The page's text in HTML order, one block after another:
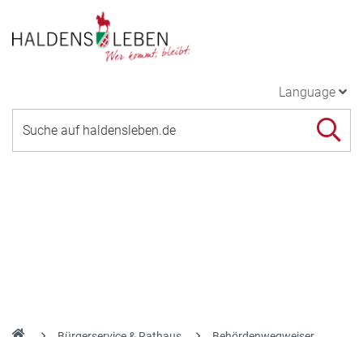
Language